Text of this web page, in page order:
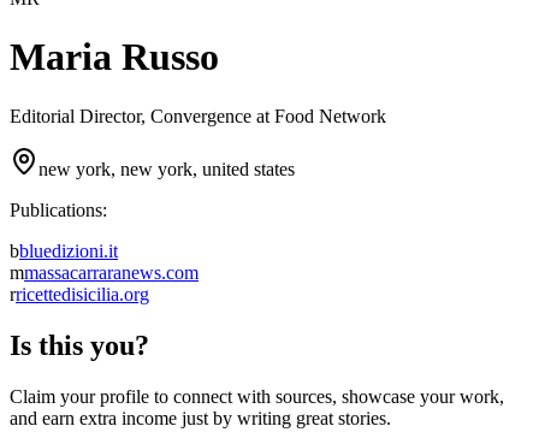
Maria Russo
Editorial Director, Convergence at Food Network
new york, new york, united states
Publications:
bbluedizioni.it
mmassacarraranews.com
rricettedisicilia.org
Is this you?
Claim your profile to connect with sources, showcase your work,
and earn extra income just by writing great stories.